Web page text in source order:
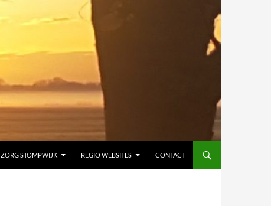
ZORG STOMPWIJK REGIO WEBSITES CONTACT